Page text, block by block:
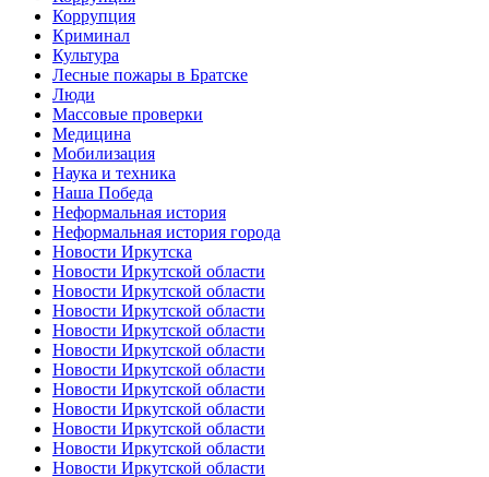
Коррупция
Криминал
Культура
Лесные пожары в Братске
Люди
Массовые проверки
Медицина
Мобилизация
Наука и техника
Наша Победа
Неформальная история
Неформальная история города
Новости Иркутска
Новости Иркутской области
Новости Иркутской области
Новости Иркутской области
Новости Иркутской области
Новости Иркутской области
Новости Иркутской области
Новости Иркутской области
Новости Иркутской области
Новости Иркутской области
Новости Иркутской области
Новости Иркутской области